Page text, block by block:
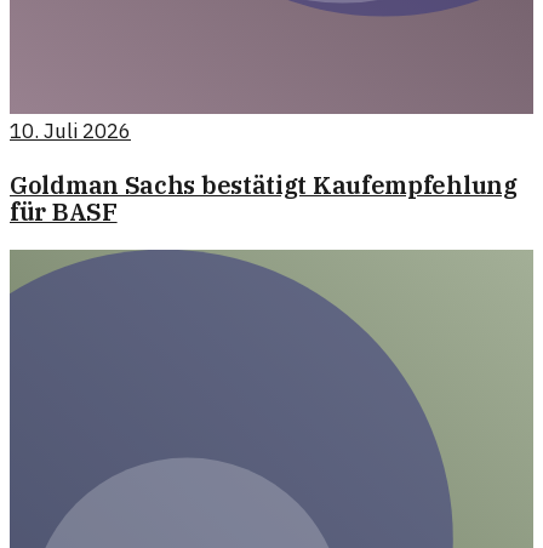
10. Juli 2026
Goldman Sachs bestätigt Kaufempfehlung
für BASF